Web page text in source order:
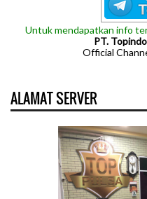
Untuk mendapatkan info
PT.
Official
ALAMAT SERVER